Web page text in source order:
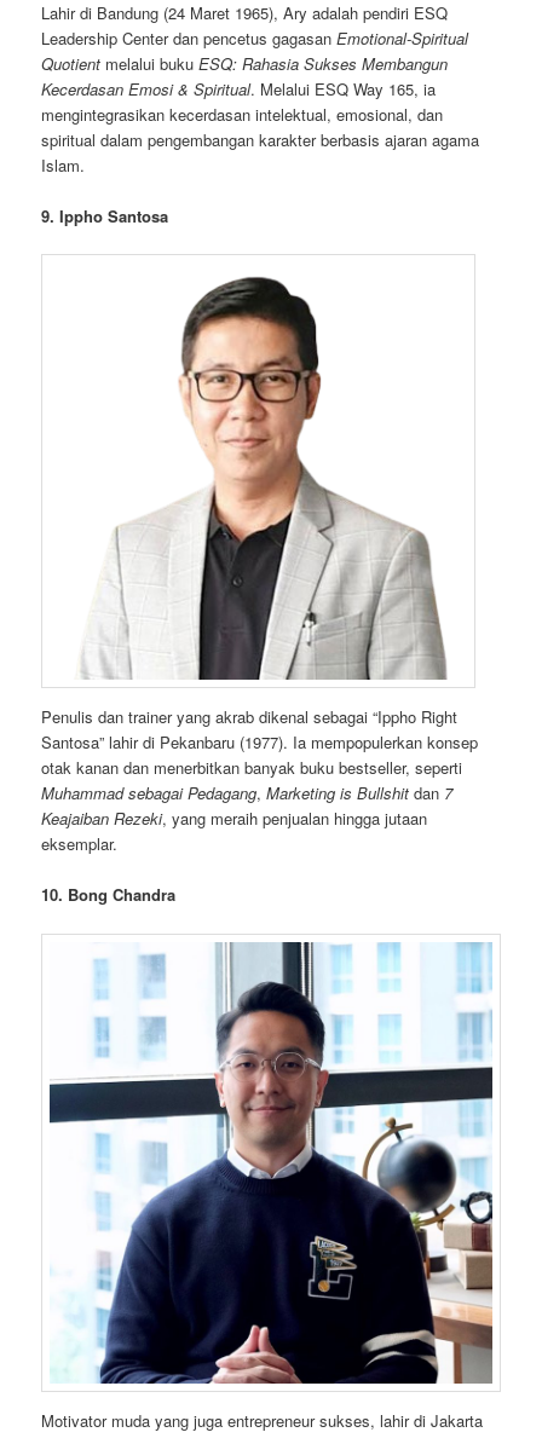
Lahir di Bandung (24 Maret 1965), Ary adalah pendiri ESQ
Leadership Center dan pencetus gagasanEmotional-Spiritual
Quotient melalui bukuESQ: Rahasia Sukses Membangun
Kecerdasan Emosi & Spiritual. Melalui ESQ Way 165, ia
mengintegrasikan kecerdasan intelektual, emosional, dan
spiritual dalam pengembangan karakter berbasis ajaran agama
Islam.
9. Ippho Santosa
Penulis dan trainer yang akrab dikenal sebagai “Ippho Right
Santosa” lahir di Pekanbaru (1977). Ia mempopulerkan konsep
otak kanan dan menerbitkan banyak buku bestseller, seperti
Muhammad sebagai Pedagang,Marketing is Bullshit dan 7
Keajaiban Rezeki, yang meraih penjualan hingga jutaan
eksemplar.
10. Bong Chandra
Motivator muda yang juga entrepreneur sukses, lahir di Jakarta